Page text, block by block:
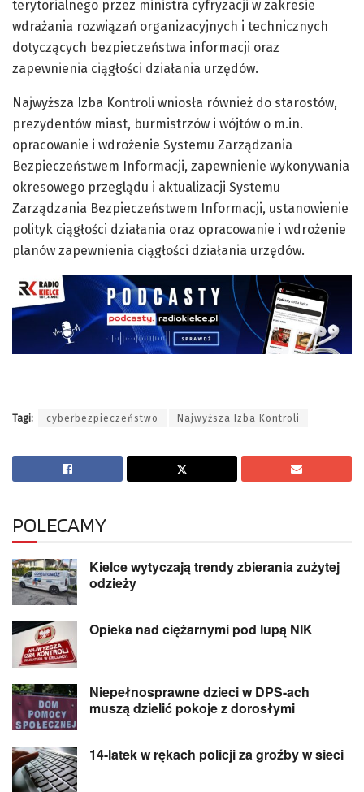
terytorialnego przez ministra cyfryzacji w zakresie
wdrażania rozwiązań organizacyjnych i technicznych
dotyczących bezpieczeństwa informacji oraz
zapewnienia ciągłości działania urzędów.
Najwyższa Izba Kontroli wniosła również do starostów,
prezydentów miast, burmistrzów i wójtów o m.in.
opracowanie i wdrożenie Systemu Zarządzania
Bezpieczeństwem Informacji, zapewnienie wykonywania
okresowego przeglądu i aktualizacji Systemu
Zarządzania Bezpieczeństwem Informacji, ustanowienie
polityk ciągłości działania oraz opracowanie i wdrożenie
planów zapewnienia ciągłości działania urzędów.
Tagi: cyberbezpieczeństwo Najwyższa Izba Kontroli
POLECAMY
Kielce wytyczają trendy zbierania zużytej
odzieży
Opieka nad ciężarnymi pod lupą NIK
Niepełnosprawne dzieci w DPS-ach
muszą dzielić pokoje z dorosłymi
14-latek w rękach policji za groźby w sieci